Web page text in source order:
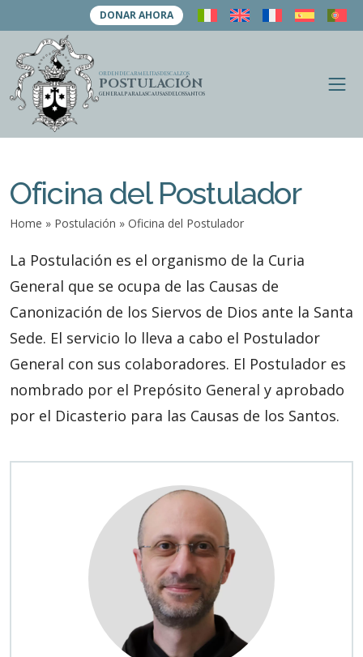
DONAR AHORA
ORDEN DECARMELITASDESCALZOS
POSTULACIÓN
GENERAL PARALASCAUSASDELOSSANTOS
q
d
a
A
r
Oficina del Postulador
Home » Postulación » Oficina del Postulador
La Postulación es el organismo de la Curia
General que se ocupa de las Causas de
Canonización de los Siervos de Dios ante la Santa
Sede. El servicio lo lleva a cabo el Postulador
General con sus colaboradores. El Postulador es
nombrado por el Prepósito General y aprobado
por el Dicasterio para las Causas de los Santos.